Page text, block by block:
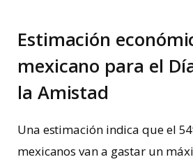
Estimación
mexicano para el
la Amistad
Una estimación indica que el
mexicanos van a gastar un